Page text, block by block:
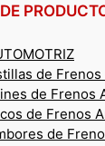
de
de Frenos
de Frenos
de